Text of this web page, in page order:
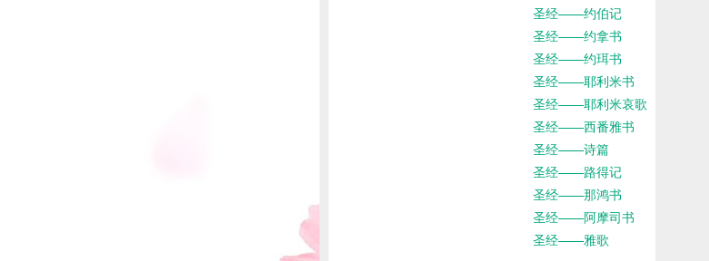
圣经——约伯记
圣经——约拿书
圣经——约珥书
圣经——耶利米书
圣经——耶利米哀歌
圣经——西番雅书
圣经——诗篇
圣经——路得记
圣经——那鸿书
圣经——阿摩司书
圣经——雅歌